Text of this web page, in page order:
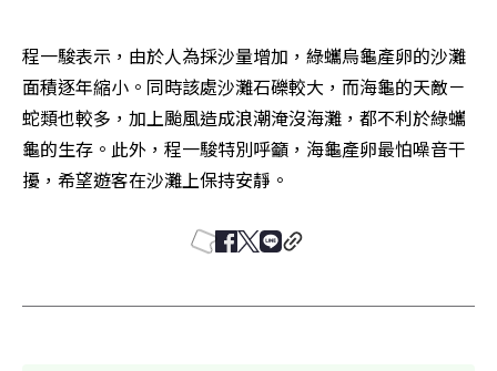
程一駿表示，由於人為採沙量增加，綠蠵烏龜產卵的沙灘
面積逐年縮小。同時該處沙灘石礫較大，而海龜的天敵－
蛇類也較多，加上颱風造成浪潮淹沒海灘，都不利於綠蠵
龜的生存。此外，程一駿特別呼籲，海龜產卵最怕噪音干
擾，希望遊客在沙灘上保持安靜。